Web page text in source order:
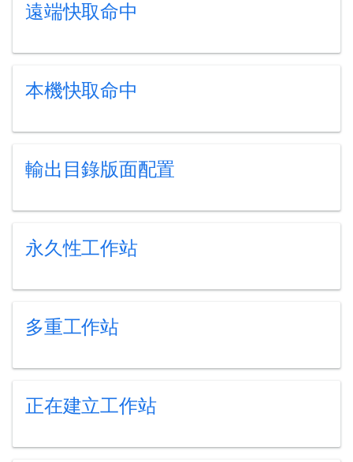
遠端快取命中
本機快取命中
輸出目錄版面配置
永久性工作站
多重工作站
正在建立工作站